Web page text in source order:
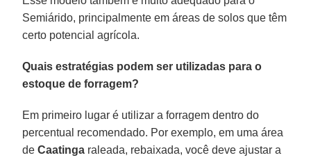
Semiárido, principalmente em áreas de solos que têm
certo potencial agrícola.
Quais estratégias podem ser utilizadas para o
estoque de forragem?
Em primeiro lugar é utilizar a forragem dentro do
percentual recomendado. Por exemplo, em uma área
deCaatinga raleada, rebaixada, você deve ajustar a